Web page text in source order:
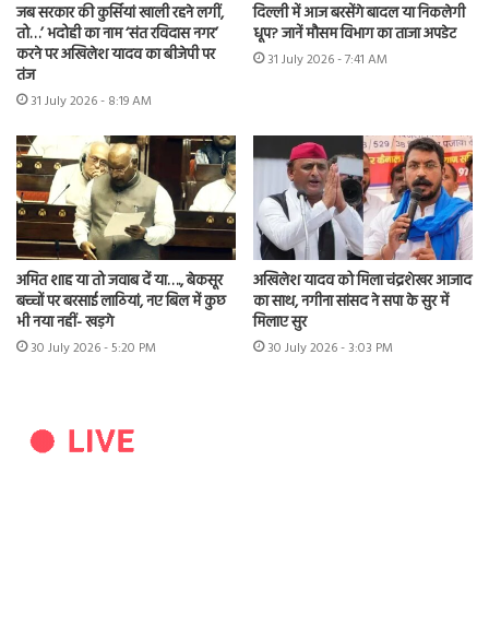
जब सरकार की कुर्सियां खाली रहने लगीं,
तो…’ भदोही का नाम ‘संत रविदास नगर’
करने पर अखिलेश यादव का बीजेपी पर
तंज
31 July 2026 - 8:19 AM
दिल्ली में आज बरसेंगे बादल या निकलेगी
धूप? जानें मौसम विभाग का ताजा अपडेट
31 July 2026 - 7:41 AM
अमित शाह या तो जवाब दें या…., बेकसूर
बच्चों पर बरसाई लाठियां, नए बिल में कुछ
भी नया नहीं- खड़गे
30 July 2026 - 5:20 PM
अखिलेश यादव को मिला चंद्रशेखर आजाद
का साथ, नगीना सांसद ने सपा के सुर में
मिलाए सुर
30 July 2026 - 3:03 PM